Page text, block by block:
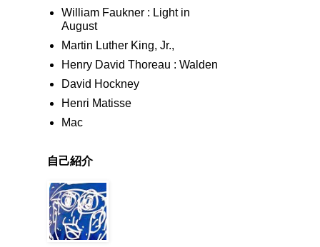
William Faukner : Light in
August
Martin Luther King, Jr.,
Henry David Thoreau : Walden
David Hockney
Henri Matisse
Mac
自己紹介